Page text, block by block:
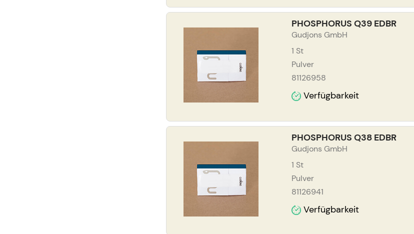
PHOSPHORUS Q39 EDBR
Gudjons GmbH
1 St
Pulver
81126958
Verfügbarkeit
PHOSPHORUS Q38 EDBR
Gudjons GmbH
1 St
Pulver
81126941
Verfügbarkeit